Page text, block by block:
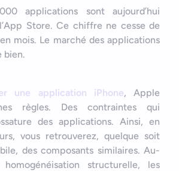
avec IoT
de l’application sur mesure
Application Mobile
e-commerce
Nous contacter
applications sont aujourd’hui
Store. Ce chiffre ne cesse de
mois. Le marché des applications
bien.
une application iPhone, Apple
règles. Des contraintes qui
des applications. Ainsi, en
vous retrouverez, quelque soit
des composants similaires. Au-
structurelle, les